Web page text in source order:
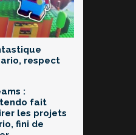
respect
:
fait
les projets
fini de